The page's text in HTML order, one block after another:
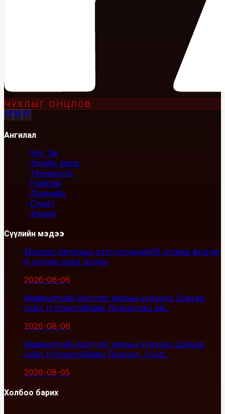
ЧУХЛЫГ ОНЦЛОВ
Ангилал
Улс Төр
Эдийн засаг
Технологи
Нийгэм
Дэлхийд
Спорт
Архив
Сүүлийн мэдээ
Монгол-Хятадын сэтгүүлчдийн16 дугаар форум
9 дүгээр сард болно
2026-08-06
Өвөлжилтийн бэлтгэл ажлын хүрээнд Шадар
сайд Н.Номтойбаяр Дорноговь ай...
2026-08-06
Өвөлжилтийн бэлтгэл ажлын хүрээнд Шадар
сайд Н.Номтойбаяр Дорнод, Сүхб...
2026-08-05
Холбоо барих